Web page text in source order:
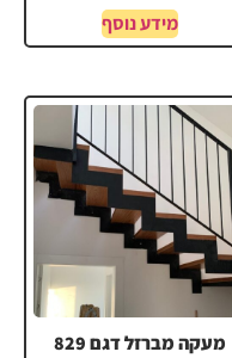
מידע נוסף
מעקה מברזל דגם 829